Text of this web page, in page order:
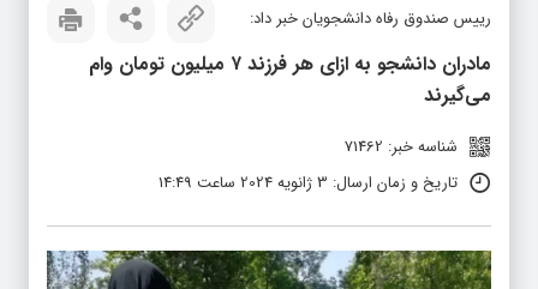
رییس صندوق رفاه دانشجویان خبر داد:
مادران دانشجو به ازای هر فرزند ۷ میلیون تومان وام
می‌گیرند
شناسه خبر: 71462
تاریخ و زمان ارسال: 3 ژانویه 2024 ساعت 14:49